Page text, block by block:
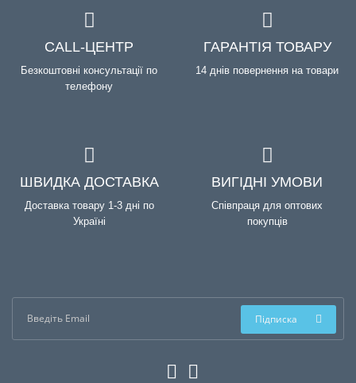
CALL-ЦЕНТР
Безкоштовні консультації по
телефону
ГАРАНТІЯ ТОВАРУ
14 днів повернення на товари
ШВИДКА ДОСТАВКА
Доставка товару 1-3 дні по
Україні
ВИГІДНІ УМОВИ
Співпраця для оптових
покупців
Підписка